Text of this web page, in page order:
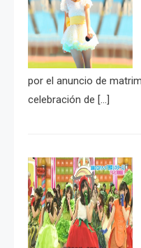
por el anuncio de
celebración de […]